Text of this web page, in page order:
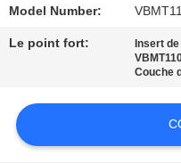
PLAN
SITE
Model Number:
Le point fort: Insert
Couche